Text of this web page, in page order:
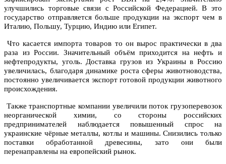
улучшились торговые связи с Российской Федерацией. В это
государство отправляется больше продукции на экспорт чем в
Италию, Польшу, Турцию, Индию или Египет.
Что касается импорта товаров то он вырос практически в два
раза из России. Значительный объём приходится на нефть и
нефтепродукты, уголь. Доставка грузов из Украины в Россию
увеличилась, благодаря динамике роста сферы животноводства,
постоянно увеличивается экспорт готовой продукции животного
происхождения.
Также транспортные компании увеличили поток грузоперевозок
неорганической химии, со стороны российских
предпринимателей наблюдается повышенный спрос на
украинские чёрные металлы, котлы и машины. Снизились только
поставки обработанной древесины, зато они были
перенаправлены на европейский рынок.